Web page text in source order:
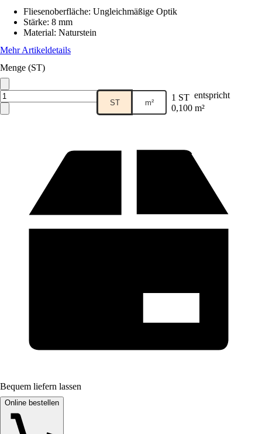
Fliesenoberfläche: Ungleichmäßige Optik
Stärke: 8 mm
Material: Naturstein
Mehr Artikeldetails
Menge (ST)
ST m² 1 ST entspricht
0,100 m²
Bequem liefern lassen
Online bestellen